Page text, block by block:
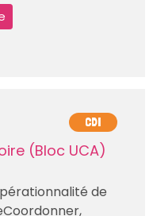
CDI
(Bloc UCA)
de